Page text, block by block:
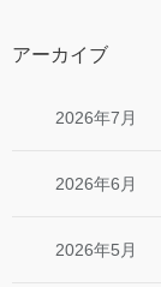
アーカイブ
2026年7月
2026年6月
2026年5月